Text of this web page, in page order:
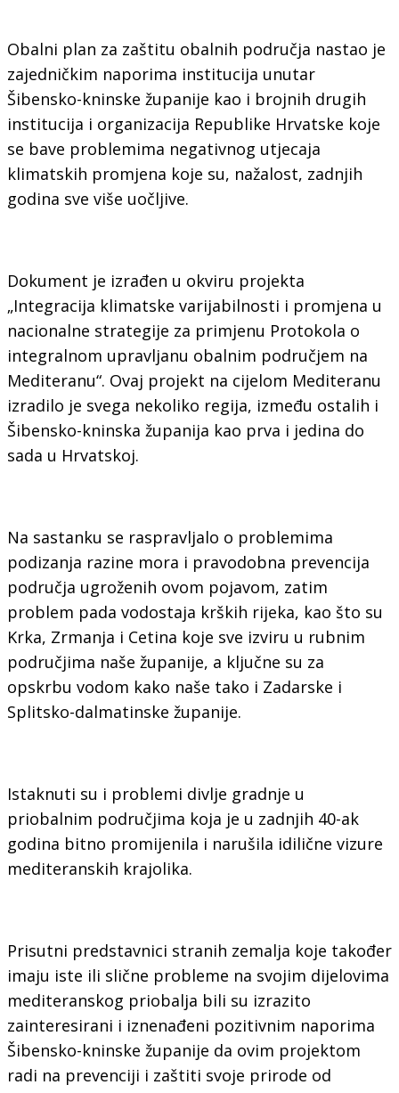
Obalni plan za zaštitu obalnih područja nastao je
zajedničkim naporima institucija unutar
Šibensko-kninske županije kao i brojnih drugih
institucija i organizacija Republike Hrvatske koje
se bave problemima negativnog utjecaja
klimatskih promjena koje su, nažalost, zadnjih
godina sve više uočljive.
Dokument je izrađen u okviru projekta
„Integracija klimatske varijabilnosti i promjena u
nacionalne strategije za primjenu Protokola o
integralnom upravljanu obalnim područjem na
Mediteranu“. Ovaj projekt na cijelom Mediteranu
izradilo je svega nekoliko regija, između ostalih i
Šibensko-kninska županija kao prva i jedina do
sada u Hrvatskoj.
Na sastanku se raspravljalo o problemima
podizanja razine mora i pravodobna prevencija
područja ugroženih ovom pojavom, zatim
problem pada vodostaja krških rijeka, kao što su
Krka, Zrmanja i Cetina koje sve izviru u rubnim
područjima naše županije, a ključne su za
opskrbu vodom kako naše tako i Zadarske i
Splitsko-dalmatinske županije.
Istaknuti su i problemi divlje gradnje u
priobalnim područjima koja je u zadnjih 40-ak
godina bitno promijenila i narušila idilične vizure
mediteranskih krajolika.
Prisutni predstavnici stranih zemalja koje također
imaju iste ili slične probleme na svojim dijelovima
mediteranskog priobalja bili su izrazito
zainteresirani i iznenađeni pozitivnim naporima
Šibensko-kninske županije da ovim projektom
radi na prevenciji i zaštiti svoje prirode od